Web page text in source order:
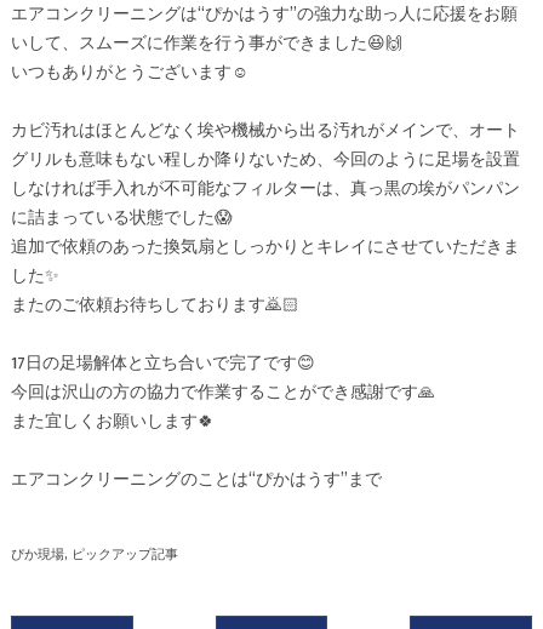
エアコンクリーニングは“ぴかはうす”の強力な助っ人に応援をお願
いして、スムーズに作業を行う事ができました😆🙌
いつもありがとうございます☺️
カビ汚れはほとんどなく埃や機械から出る汚れがメインで、オート
グリルも意味もない程しか降りないため、今回のように足場を設置
しなければ手入れが不可能なフィルターは、真っ黒の埃がパンパン
に詰まっている状態でした😱
追加で依頼のあった換気扇としっかりとキレイにさせていただきま
した✨
またのご依頼お待ちしております🙇🏻
17日の足場解体と立ち合いで完了です😊
今回は沢山の方の協力で作業することができ感謝です🙏
また宜しくお願いします🍀
エアコンクリーニングのことは“ぴかはうす”まで
ぴか現場 ピックアップ記事